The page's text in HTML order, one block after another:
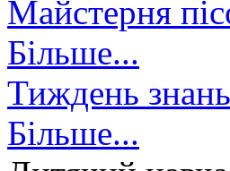
Майстерня
Більше...
Тиждень
Більше...